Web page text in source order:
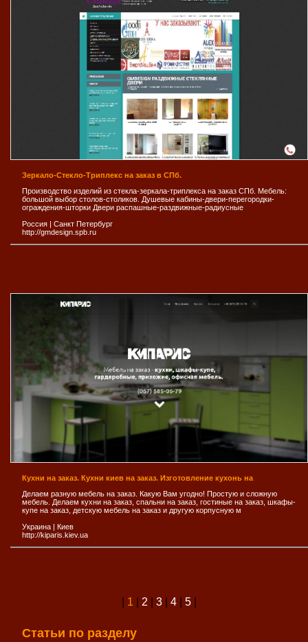
Зеркало-Стекло-Триплекс на заказ в СПб.
Производство изделий из стекла-зеркала-триплекса на заказ СПб. Мебель:
большой выбор столов-столиков. Душевые кабины-двери-перегородки-
ограждения-шторки Двери распашные-раздвижные-радиусные
Россия | Санкт Петербург
http://gmdesign.spb.ru
Кухни на заказ. Кухни киев на заказ. Изготовление кухонь на
Делаем разную мебель на заказ. Какую Вам угодно! Простую и сложную
мебель. Делаем кухни на заказ, спальни на заказ, гостиные на заказ, шкафы-
купе на заказ, детскую мебель на заказ и другую корпусную м
Украина | Киев
http://kiparis.kiev.ua
1 2 3 4 5
Статьи по разделу